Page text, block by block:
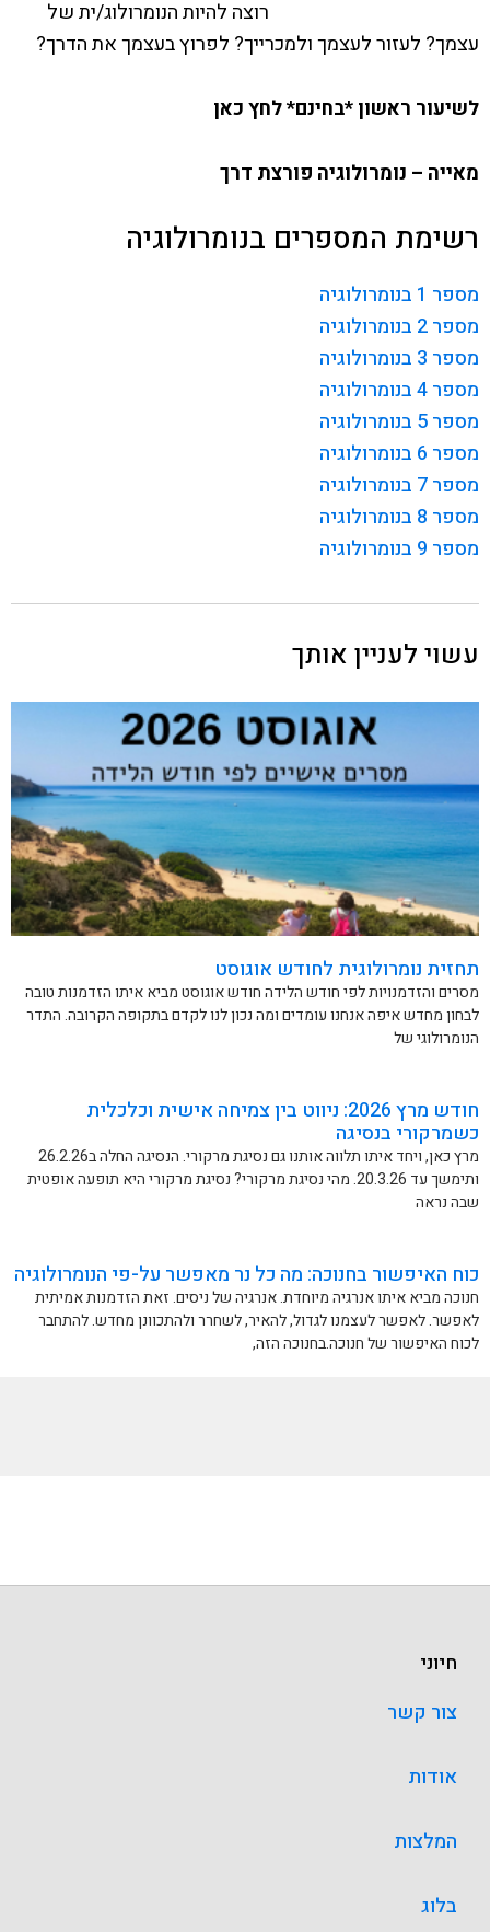
רוצה להיות הנומרולוג/ית של
עצמך? לעזור לעצמך ולמכרייך? לפרוץ בעצמך את הדרך?
לשיעור ראשון *בחינם* לחץ כאן
מאייה – נומרולוגיה פורצת דרך
רשימת המספרים בנומרולוגיה
מספר 1 בנומרולוגיה
מספר 2 בנומרולוגיה
מספר 3 בנומרולוגיה
מספר 4 בנומרולוגיה
מספר 5 בנומרולוגיה
מספר 6 בנומרולוגיה
מספר 7 בנומרולוגיה
מספר 8 בנומרולוגיה
מספר 9 בנומרולוגיה
עשוי לעניין אותך
תחזית נומרולוגית לחודש אוגוסט
מסרים והזדמנויות לפי חודש הלידה חודש אוגוסט מביא איתו הזדמנות טובה
לבחון מחדש איפה אנחנו עומדים ומה נכון לנו לקדם בתקופה הקרובה. התדר
הנומרולוגי של
חודש מרץ 2026: ניווט בין צמיחה אישית וכלכלית
כשמרקורי בנסיגה
מרץ כאן, ויחד איתו תלווה אותנו גם נסיגת מרקורי. הנסיגה החלה ב26.2.26
ותימשך עד 20.3.26. מהי נסיגת מרקורי? נסיגת מרקורי היא תופעה אופטית
שבה נראה
כוח האיפשור בחנוכה: מה כל נר מאפשר על-פי הנומרולוגיה
חנוכה מביא איתו אנרגיה מיוחדת. אנרגיה של ניסים. זאת הזדמנות אמיתית
לאפשר. לאפשר לעצמנו לגדול, להאיר, לשחרר ולהתכוונן מחדש. להתחבר
לכוח האיפשור של חנוכה.בחנוכה הזה,
חיוני
צור קשר
אודות
המלצות
בלוג